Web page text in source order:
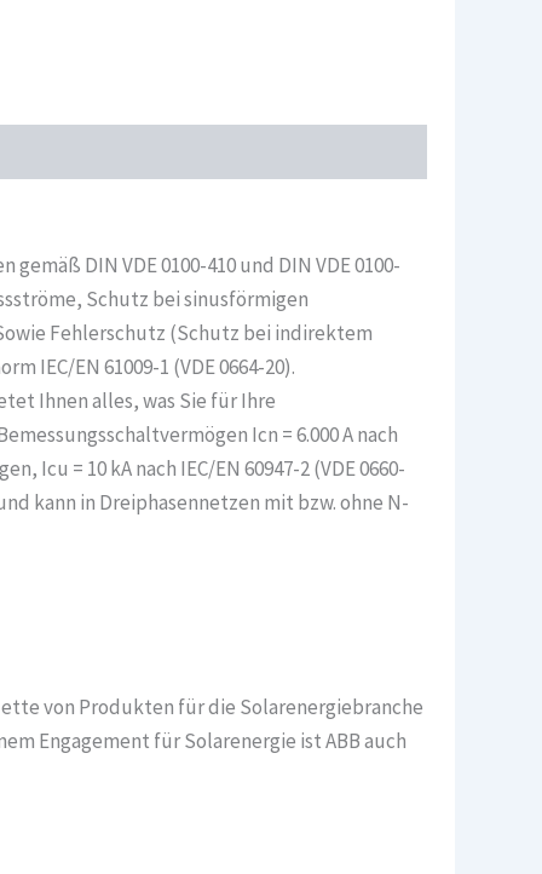
DIN VDE 0100-410 und DIN VDE 0100-
Schutz bei sinusförmigen
Fehlerschutz (Schutz bei indirektem
IEC/EN 61009-1 (VDE 0664-20).
Ihnen alles, was Sie für Ihre
Icn = 6.000 A nach
Icu = 10 kA nach IEC/EN 60947-2 (VDE 0660-
kann in Dreiphasennetzen mit bzw. ohne N-
von Produkten für die Solarenergiebranche
Engagement für Solarenergie ist ABB auch